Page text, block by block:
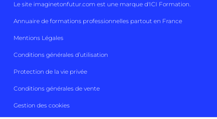
Le site imaginetonfutur.com est une marque d'ICI Formation.
Annuaire de formations professionnelles partout en France
Mentions Légales
Conditions générales d’utilisation
Protection de la vie privée
Conditions générales de vente
Gestion des cookies